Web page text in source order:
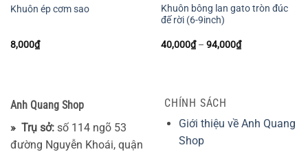
Khuôn ép cơm sao
8,000₫
Khuôn bông lan gato tròn đúc
đế rời (6-9inch)
40,000₫ – 94,000₫Khoảng
giá:
Anh Quang Shop
» Trụ sở: số 114 ngõ 53
đường Nguyễn Khoái, quận
CHÍNH SÁCH
Giới thiệu về Anh Quang
Shop